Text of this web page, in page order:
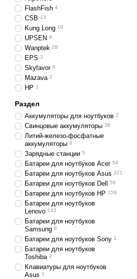
FlashFish 4
CSB 13
Kung Long 10
UPSEN 9
Wanptek 28
EPS 3
Skyfavor 6
Mazava 2
HP 1
Раздел
Аккумуляторы для ноутбуков 2
Свинцовые аккумуляторы 38
Литий-железо-фосфатные
аккумуляторы 3
Зарядные станции 5
Батареи для ноутбуков Acer 54
Батареи для ноутбуков Asus 221
Батареи для ноутбуков Dell 59
Батареи для ноутбуков HP 159
Батареи для ноутбуков
Lenovo 133
Батареи для ноутбуков
Samsung 6
Батареи для ноутбуков Sony 1
Батареи для ноутбуков
Toshiba 2
Клавиатуры для ноутбуков
Asus 1